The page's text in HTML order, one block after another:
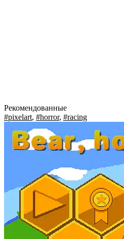
Рекомендованные
#pixelart, #horror, #racing